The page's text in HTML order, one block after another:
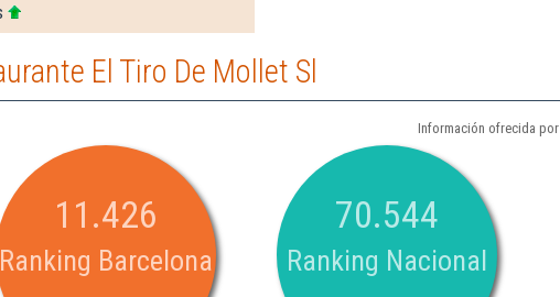
El Tiro De Mollet Sl
Información ofrecida por
11.426
Ranking Barcelona
70.544
Ranking Nacional